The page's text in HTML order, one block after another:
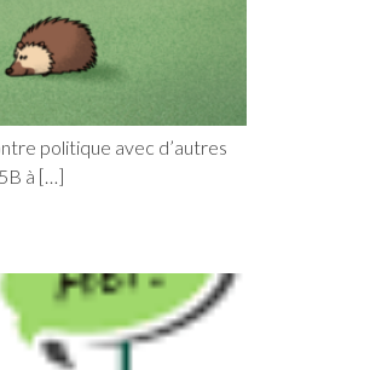
politique avec d’autres
à […]